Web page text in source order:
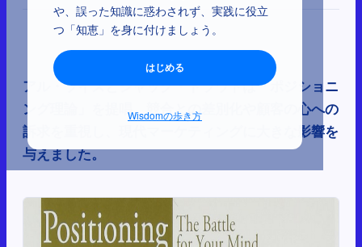
や、誤った知識に惑わされず、実践に役立
つ「知恵」を身に付けましょう。
はじめる
Wisdomの歩き方
アル・ライズとジャック・トラウトは「ポジショニ
ング理論」を提唱。競合との差別化や顧客の心への
訴求を重視し、現代マーケティングに大きな影響を
与えました。